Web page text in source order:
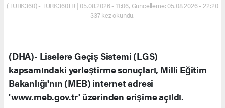
(TURK360) - TURK360TR | 05.08.2026 - 11:06, Güncelleme: 05.08.2026 - 22:20
337 kez okundu.
(DHA)- Liselere Geçiş Sistemi (LGS)
kapsamındaki yerleştirme sonuçları, Milli Eğitim
Bakanlığı'nın (MEB) internet adresi
'www.meb.gov.tr' üzerinden erişime açıldı.